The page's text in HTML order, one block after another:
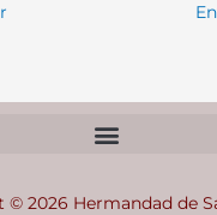
© 2026 Hermandad de